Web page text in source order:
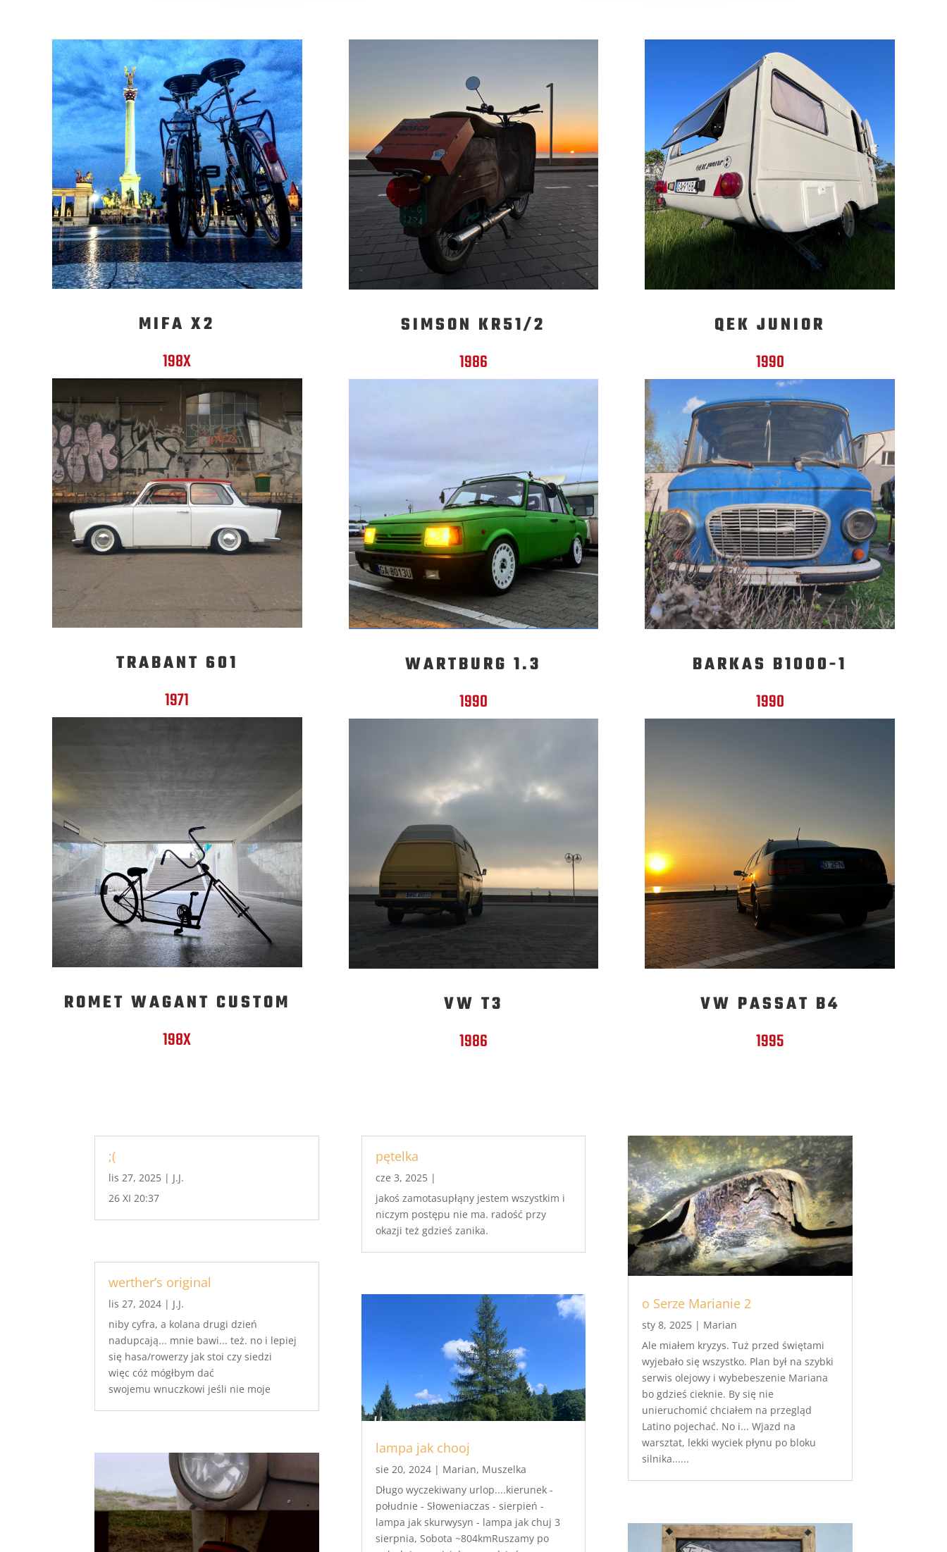
MIFA X2
198X
TRABANT 601
1971
ROMET WAGANT CUSTOM
198X
SIMSON KR51/2
1986
WARTBURG 1.3
1990
VW T3
1986
QEK JUNIOR
1990
BARKAS B1000-1
1990
VW PASSAT B4
1995
;(
lis 27, 2025 | J.J.
26 XI 20:37
werther’s original
lis 27, 2024 | J.J.
niby cyfra, a kolana drugi dzień
nadupcają... mnie bawi... też. no i lepiej
się hasa/rowerzy jak stoi czy siedzi
więc cóż mógłbym dać
swojemu wnuczkowi jeśli nie moje
pętelka
cze 3, 2025|
jakoś zamotasupłąny jestem wszystkim i
niczym postępu nie ma. radość przy
okazji też gdzieś zanika.
lampa jak chooj
sie 20, 2024| Marian, Muszelka
Długo wyczekiwany urlop....kierunek -
południe - Słoweniaczas - sierpień -
lampa jak skurwysyn - lampa jak chuj 3
sierpnia, Sobota ~804kmRuszamy po
o Serze Marianie 2
sty 8, 2025| Marian
Ale miałem kryzys. Tuż przed świętami
wyjebało się wszystko. Plan był na szybki
serwis olejowy i wybebeszenie Mariana
bo gdzieś cieknie. By się nie
unieruchomić chciałem na przegląd
Latino pojechać. No i... Wjazd na
warsztat, lekki wyciek płynu po bloku
silnika......